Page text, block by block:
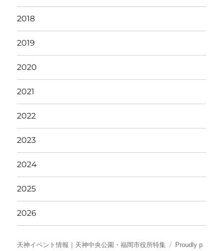
2018
2019
2020
2021
2022
2023
2024
2025
2026
天神イベント情報｜天神中央公園・福岡市役所特集 Proudly p